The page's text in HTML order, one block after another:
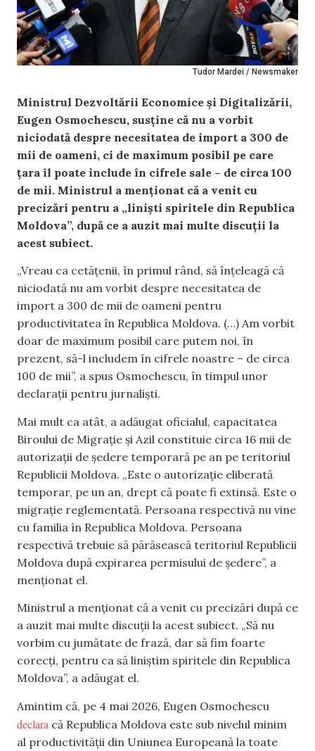
Tudor Mardei / Newsmaker
Ministrul Dezvoltării Economice și Digitalizării,
Eugen Osmochescu, susține că nu a vorbit
niciodată despre necesitatea de import a 300 de
mii de oameni, ci de maximum posibil pe care
țara îl poate include în cifrele sale – de circa 100
de mii. Ministrul a menționat că a venit cu
precizări pentru a „liniști spiritele din Republica
Moldova”, după ce a auzit mai multe discuții la
acest subiect.
„Vreau ca cetățenii, în primul rând, să înțeleagă că
niciodată nu am vorbit despre necesitatea de
import a 300 de mii de oameni pentru
productivitatea în Republica Moldova. (…) Am vorbit
doar de maximum posibil care putem noi, în
prezent, să-l includem în cifrele noastre – de circa
100 de mii”, a spus Osmochescu, în timpul unor
declarații pentru jurnaliști.
Mai mult ca atât, a adăugat oficialul, capacitatea
Biroului de Migrație și Azil constituie circa 16 mii de
autorizații de ședere temporară pe an pe teritoriul
Republicii Moldova. „Este o autorizație eliberată
temporar, pe un an, drept că poate fi extinsă. Este o
migrație reglementată. Persoana respectivă nu vine
cu familia în Republica Moldova. Persoana
respectivă trebuie să părăsească teritoriul Republicii
Moldova după expirarea permisului de ședere”, a
menționat el.
Ministrul a menționat că a venit cu precizări după ce
a auzit mai multe discuții la acest subiect. „Să nu
vorbim cu jumătate de frază, dar să fim foarte
corecți, pentru ca să liniștim spiritele din Republica
Moldova”, a adăugat el.
Amintim că, pe 4 mai 2026, Eugen Osmochescu
declara că Republica Moldova este sub nivelul minim
al productivității din Uniunea Europeană la toate